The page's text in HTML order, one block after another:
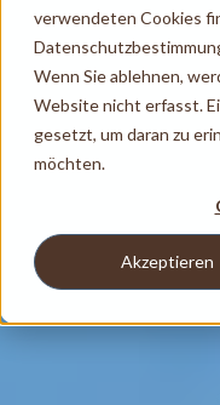
verwendeten Cookies
Wenn Sie ablehnen,
Website nicht erfasst.
gesetzt, um daran zu
möchten.
Akzeptieren